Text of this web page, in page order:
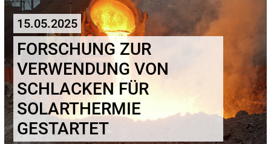
15.05.2025
FORSCHUNG ZUR
VERWENDUNG VON
SCHLACKEN FÜR
SOLARTHERMIE
GESTARTET